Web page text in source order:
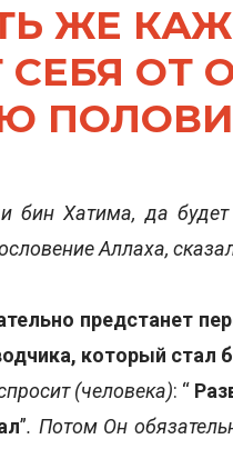
ЖЕ
ОТ
бин Хатима, да
Аллаха,
предстанет
который стал
(человека): “
”. Потом Он